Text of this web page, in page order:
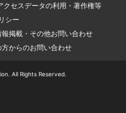
クセスデータの利用・著作権等
シー
掲載・その他お問い合わせ
からのお問い合わせ
All Rights Reserved.